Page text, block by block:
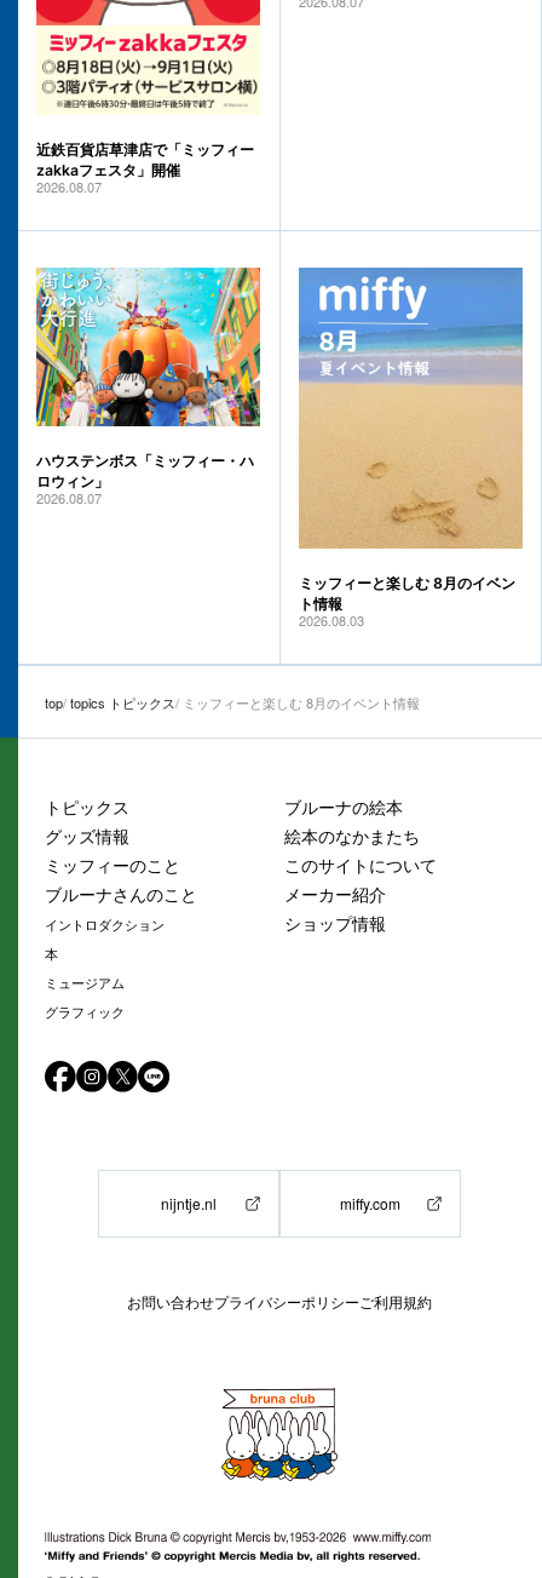
近鉄百貨店草津店で「ミッフィー
zakkaフェスタ」開催
2026.08.07
ハウステンボス「ミッフィー・ハ
ロウィン」
2026.08.07
ミッフィーと楽しむ 8月のイベン
ト情報
2026.08.03
top topics トピックス ミッフィーと楽しむ 8月のイベント情報
トピックス
グッズ情報
ミッフィーのこと
ブルーナさんのこと
イントロダクション
本
ミュージアム
グラフィック
ブルーナの絵本
絵本のなかまたち
このサイトについて
メーカー紹介
ショップ情報
nijntje.nl miffy.com
お問い合わせプライバシーポリシーご利用規約